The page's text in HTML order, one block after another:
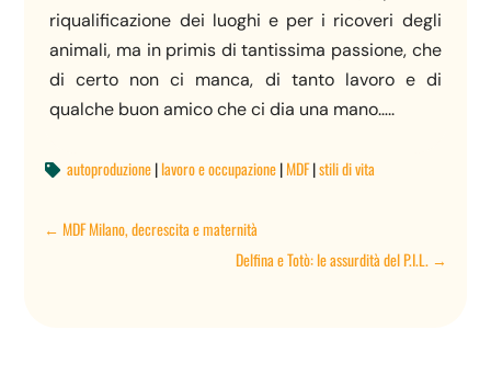
riqualificazione dei luoghi e per i ricoveri degli
animali, ma in primis di tantissima passione, che
di certo non ci manca, di tanto lavoro e di
qualche buon amico che ci dia una mano…..
 autoproduzione|lavoro e occupazione|MDF|stili di vita
←MDF Milano, decrescita e maternità
Delfina e Totò: le assurdità del P.I.L.→